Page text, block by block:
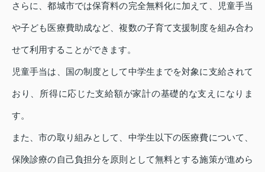
さらに、都城市では保育料の完全無料化に加えて、児童手当
や子ども医療費助成など、複数の子育て支援制度を組み合わ
せて利用することができます。
児童手当は、国の制度として中学生までを対象に支給されて
おり、所得に応じた支給額が家計の基礎的な支えになりま
す。
また、市の取り組みとして、中学生以下の医療費について、
保険診療の自己負担分を原則として無料とする施策が進めら